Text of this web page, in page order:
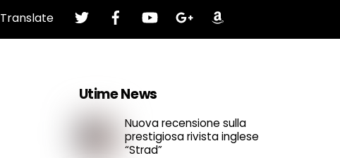
Twitter FacebookYouTubeGoogle
Plus
Translate
Utime News
Nuova recensione sulla
prestigiosa rivista inglese
“Strad”